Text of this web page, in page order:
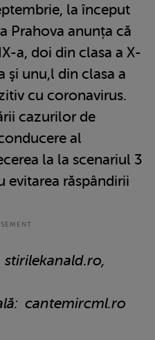
la început
Prahova anunța că
a, doi din clasa a X-
şi unu,l din clasa a
cu coronavirus.
cazurilor de
al
la la scenariul 3
evitarea răspândirii
stirilekanald.ro,
cantemircml.ro